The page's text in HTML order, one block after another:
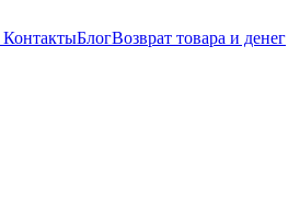
КонтактыБлогВозврат товара и денег